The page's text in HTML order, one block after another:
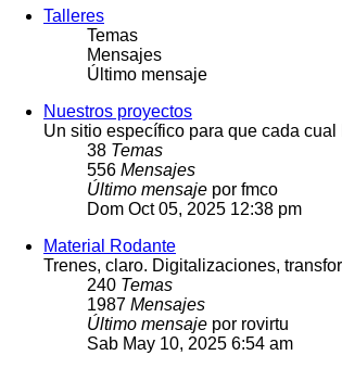
Talleres
Temas
Mensajes
Último mensaje
Nuestros proyectos
Un sitio específico para que cada
38 Temas
556 Mensajes
Último mensaje por fmco
Dom Oct 05, 2025 12:38 pm
Material Rodante
Trenes, claro. Digitalizaciones,
240 Temas
1987 Mensajes
Último mensaje por rovirtu
Sab May 10, 2025 6:54 am